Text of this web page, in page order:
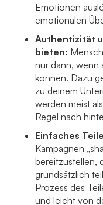
Emotionen
emotionalen
Authentizität
bieten:
nur dann, wenn
können. Dazu
zu deinem
werden meist
Regel nach
Einfaches
Kampagnen
bereitzustellen,
grundsätzlich
Prozess des
und leicht von